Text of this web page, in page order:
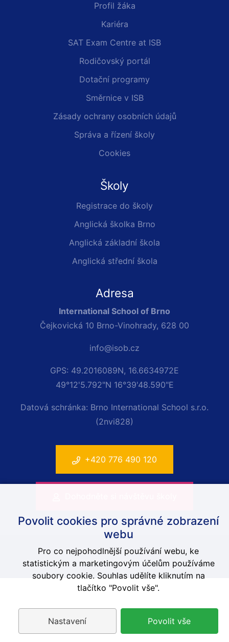
Profil žáka
Kariéra
SAT Exam Centre at ISB
Rodičovský portál
Dotační programy
Směrnice v ISB
Zásady ochrany osobních údajů
Správa a řízení školy
Cookies
Školy
Registrace do školy
Anglická školka Brno
Anglická základní škola
Anglická střední škola
Adresa
International School of Brno
Čejkovická 10 Brno-Vinohrady, 628 00
info@isob.cz
GPS: 49.2016089N, 16.6634972E
49°12'5.792"N 16°39'48.590"E
Datová schránka: Brno International School s.r.o.
(2nvi828)
+420 776 490 120
© 2014-2026 Anglická škola Brno, ISOB
Web-Klub.czaContimex
Povolit cookies pro správné zobrazení
webu
Pro co nejpohodlnější používání webu, ke
statistickým a marketingovým účelům používáme
soubory cookie. Souhlas udělíte kliknutím na
tlačítko "Povolit vše".
Nastavení Povolit vše